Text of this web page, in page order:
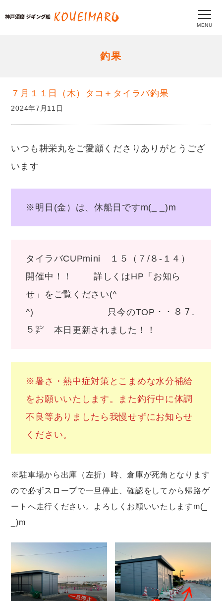
MENU
釣果
７月１１日（木）タコ＋タイラバ釣果
2024年7月11日
いつも耕栄丸をご愛顧くださりありがとうござ
います
※明日(金）は、休船日ですm(_ _)m
タイラバCUPmini １５（７/８-１４）
開催中！！ 詳しくはHP「お知ら
せ」をご覧ください(^
^) 只今のTOP・・８７.
５㌢ 本日更新されました！！
※暑さ・熱中症対策とこまめな水分補給
をお願いいたします。また釣行中に体調
不良等ありましたら我慢せずにお知らせ
ください。
※駐車場から出庫（左折）時、倉庫が死角となります
ので必ずスロープで一旦停止、確認をしてから帰路ゲ
ートへ走行ください。よろしくお願いいたしますm(_
_)m